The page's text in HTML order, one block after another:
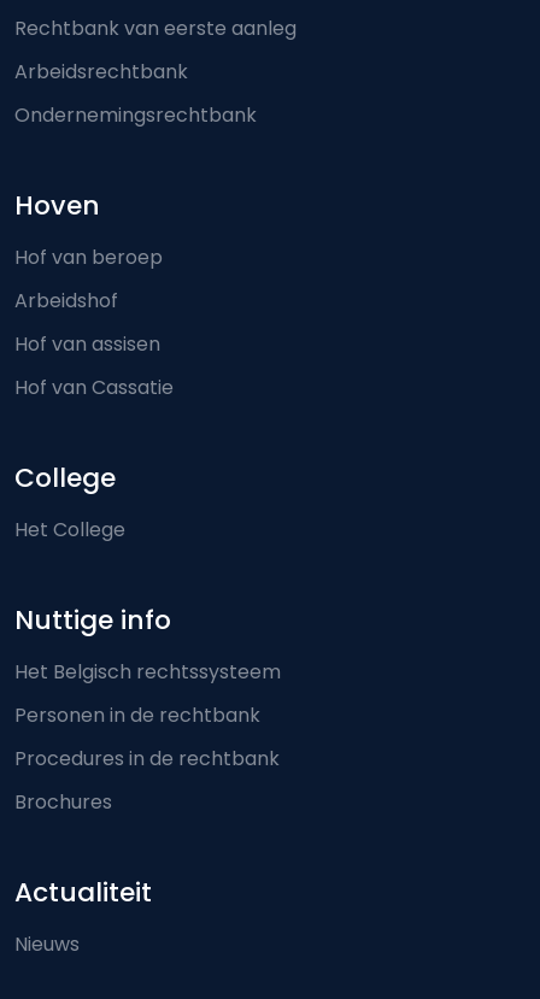
Rechtbank van eerste aanleg
Arbeidsrechtbank
Ondernemingsrechtbank
Hoven
Hof van beroep
Arbeidshof
Hof van assisen
Hof van Cassatie
College
Het College
Nuttige info
Het Belgisch rechtssysteem
Personen in de rechtbank
Procedures in de rechtbank
Brochures
Actualiteit
Nieuws